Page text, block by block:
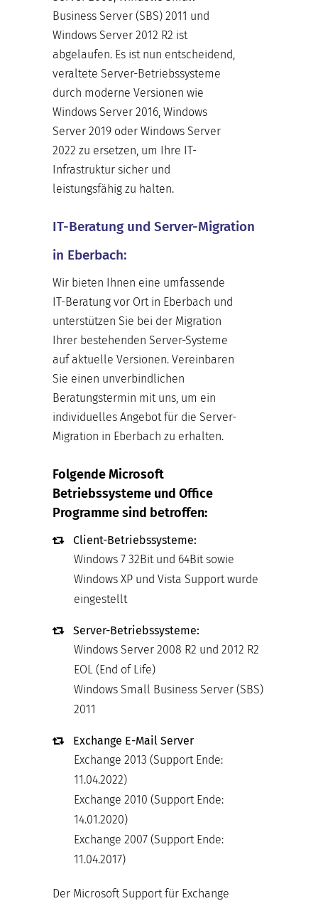
Business Server (SBS) 2011 und
Windows Server 2012 R2 ist
abgelaufen. Es ist nun entscheidend,
veraltete Server-Betriebssysteme
durch moderne Versionen wie
Windows Server 2016, Windows
Server 2019 oder Windows Server
2022 zu ersetzen, um Ihre IT-
Infrastruktur sicher und
leistungsfähig zu halten.
IT-Beratung und Server-Migration
in Eberbach:
Wir bieten Ihnen eine umfassende
IT-Beratung vor Ort in Eberbach und
unterstützen Sie bei der Migration
Ihrer bestehenden Server-Systeme
auf aktuelle Versionen. Vereinbaren
Sie einen unverbindlichen
Beratungstermin mit uns, um ein
individuelles Angebot für die Server-
Migration in Eberbach zu erhalten.
Folgende Microsoft
Betriebssysteme und Office
Programme sind betroffen:
Client-Betriebssysteme:
Windows 7 32Bit und 64Bit sowie
Windows XP und Vista Support wurde
eingestellt
Server-Betriebssysteme:
Windows Server 2008 R2 und 2012 R2
EOL (End of Life)
Windows Small Business Server (SBS)
2011
Exchange E-Mail Server
Exchange 2013 (Support Ende:
11.04.2022)
Exchange 2010 (Support Ende:
14.01.2020)
Exchange 2007 (Support Ende:
11.04.2017)
Der Microsoft Support für Exchange